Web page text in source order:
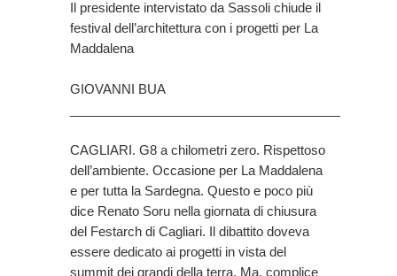
Il presidente intervistato da Sassoli chiude il
festival dell’architettura con i progetti per La
Maddalena
GIOVANNI BUA
CAGLIARI. G8 a chilometri zero. Rispettoso
dell’ambiente. Occasione per La Maddalena
e per tutta la Sardegna. Questo e poco più
dice Renato Soru nella giornata di chiusura
del Festarch di Cagliari. Il dibattito doveva
essere dedicato ai progetti in vista del
summit dei grandi della terra. Ma, complice